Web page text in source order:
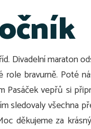
Divadelní maraton
bravurně. Poté
Pasáček vepřů si
sledovaly všechna
děkujeme za